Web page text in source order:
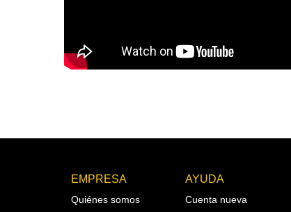
EMPRESA
Quiénes somos
AYUDA
Cuenta nueva